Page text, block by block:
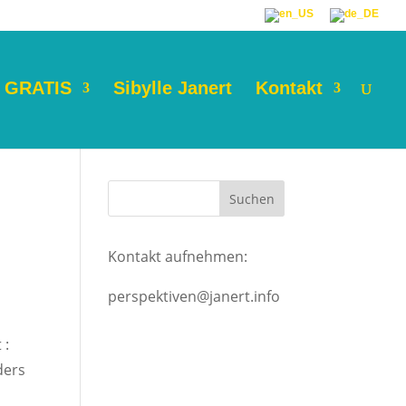
GRATIS Sibylle Janert Kontakt
:
Kontakt aufnehmen:
perspektiven@janert.info